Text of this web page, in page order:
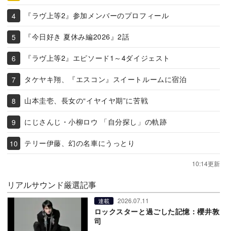
『ラヴ上等2』参加メンバーのプロフィール
『今日好き 夏休み編2026』2話
『ラヴ上等2』エピソード1～4ダイジェスト
タケヤキ翔、『エスコン』スイートルームに宿泊
山本圭壱、長女の“イヤイヤ期”に苦戦
にじさんじ・小柳ロウ 「自分探し」の軌跡
テリー伊藤、幻の名車にうっとり
10:14更新
リアルサウンド厳選記事
連載 2026.07.11
ロックスターと過ごした記憶：櫻井敦
司